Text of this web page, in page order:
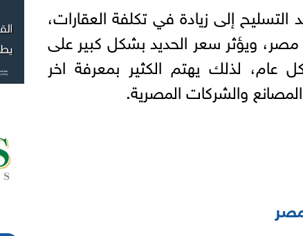
إلى زيادة في تكلفة العقارات،
ويؤثر سعر الحديد بشكل كبير على
عام، لذلك يهتم الكثير بمعرفة اخر
والشركات المصرية.